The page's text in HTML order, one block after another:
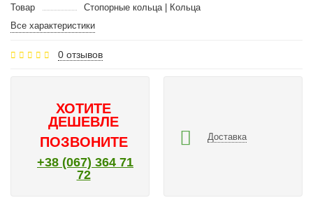
Товар
Стопорные кольца | Кольца
Все характеристики
0 отзывов
ХОТИТЕ
ДЕШЕВЛЕ
ПОЗВОНИТЕ
+38 (067) 364 71
72
Доставка